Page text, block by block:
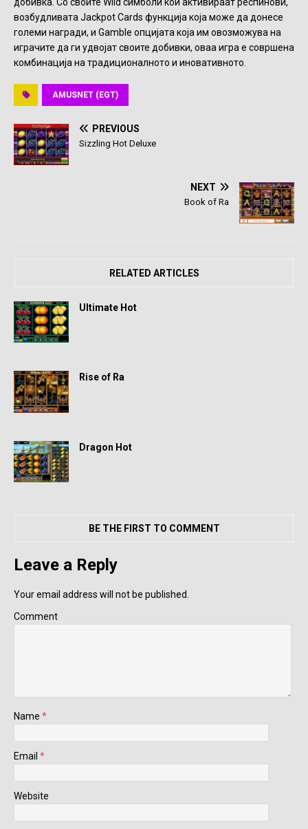
добивка. Со своите Wild симболи кои активираат респинови,
возбудливата Jackpot Cards функција која може да донесе
големи награди, и Gamble опцијата која им овозможува на
играчите да ги удвојат своите добивки, оваа игра е совршена
комбинација на традиционалното и иновативното.
AMUSNET (EGT)
PREVIOUS
Sizzling Hot Deluxe
NEXT
Book of Ra
RELATED ARTICLES
Ultimate Hot
Rise of Ra
Dragon Hot
BE THE FIRST TO COMMENT
Leave a Reply
Your email address will not be published.
Comment
Name *
Email *
Website